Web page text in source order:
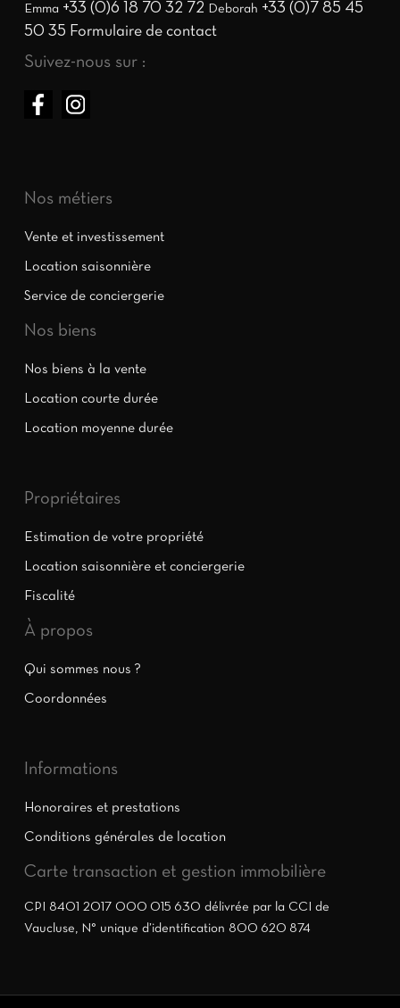
Emma +33 (0)6 18 70 32 72 Deborah +33 (0)7 85 45
50 35 Formulaire de contact
Suivez-nous sur :
Nos métiers
Vente et investissement
Location saisonnière
Service de conciergerie
Nos biens
Nos biens à la vente
Location courte durée
Location moyenne durée
Propriétaires
Estimation de votre propriété
Location saisonnière et conciergerie
Fiscalité
À propos
Qui sommes nous ?
Coordonnées
Informations
Honoraires et prestations
Conditions générales de location
Carte transaction et gestion immobilière
CPI 8401 2017 000 015 630 délivrée par la CCI de
Vaucluse, N° unique d’identification 800 620 874